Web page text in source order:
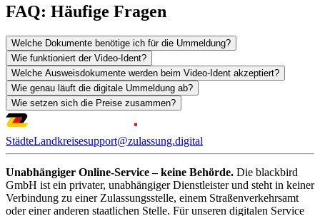
FAQ: Häufige Fragen
Welche Dokumente benötige ich für die Ummeldung?
Wie funktioniert der Video-Ident?
Welche Ausweisdokumente werden beim Video-Ident akzeptiert?
Wie genau läuft die digitale Ummeldung ab?
Wie setzen sich die Preise zusammen?
StädteLandkreisesupport@zulassung.digital
Unabhängiger Online-Service – keine Behörde. Die blackbird
GmbH ist ein privater, unabhängiger Dienstleister und steht in keiner
Verbindung zu einer Zulassungsstelle, einem Straßenverkehrsamt
oder einer anderen staatlichen Stelle. Für unseren digitalen Service